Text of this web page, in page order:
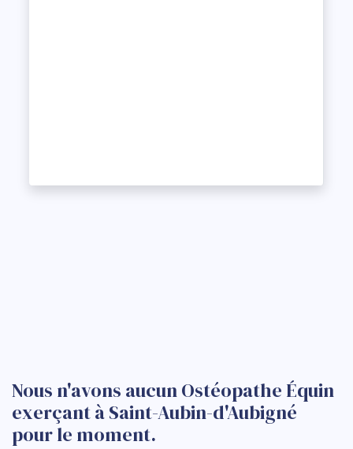
Nous n'avons aucun Ostéopathe Équin
exerçant à Saint-Aubin-d'Aubigné
pour le moment.